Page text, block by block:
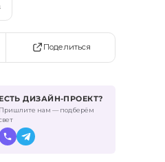
Поделиться
ЕСТЬ ДИЗАЙН-ПРОЕКТ?
Пришлите нам — подберём